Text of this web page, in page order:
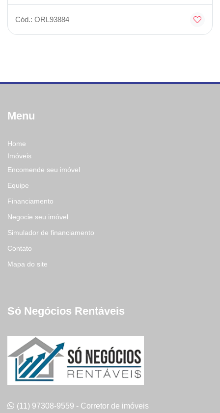
Cód.: ORL93884
Menu
Home
Imóveis
Encomende seu imóvel
Equipe
Financiamento
Negocie seu imóvel
Simulador de financiamento
Contato
Mapa do site
Só Negócios Rentáveis
(11) 97308-9559 - Corretor de imóveis